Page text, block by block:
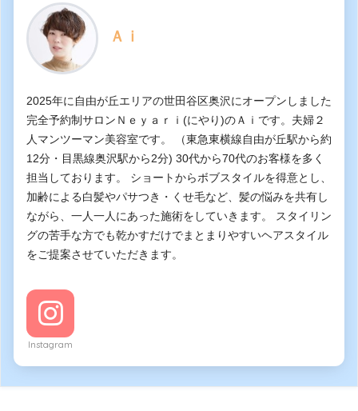
Ａｉ
2025年に自由が丘エリアの世田谷区奥沢にオープンしました
完全予約制サロンＮｅｙａｒｉ(にやり)のＡｉです。夫婦２
人マンツーマン美容室です。 （東急東横線自由が丘駅から約
12分・目黒線奥沢駅から2分) 30代から70代のお客様を多く
担当しております。 ショートからボブスタイルを得意とし、
加齢による白髪やパサつき・くせ毛など、髪の悩みを共有し
ながら、一人一人にあった施術をしていきます。 スタイリン
グの苦手な方でも乾かすだけでまとまりやすいヘアスタイル
をご提案させていただきます。
Instagram